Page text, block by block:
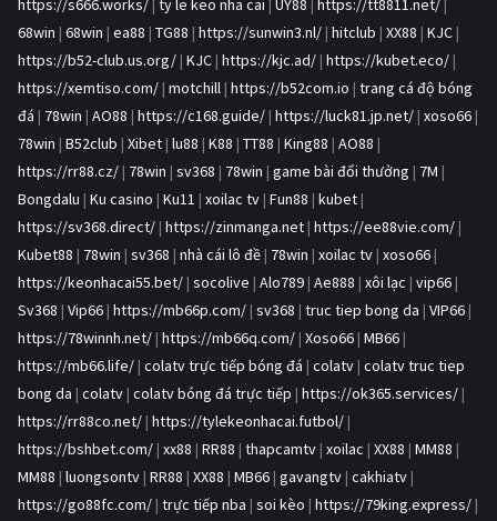
https://s666.works/ | ty le keo nha cai | UY88 | https://tt8811.net/ |
68win | 68win | ea88 | TG88 | https://sunwin3.nl/ | hitclub | XX88 | KJC |
https://b52-club.us.org/ | KJC | https://kjc.ad/ | https://kubet.eco/ |
https://xemtiso.com/ | motchill | https://b52com.io | trang cá độ bóng
đá | 78win | AO88 | https://c168.guide/ | https://luck81.jp.net/ | xoso66 |
78win | B52club | Xibet | lu88 | K88 | TT88 | King88 | AO88 |
https://rr88.cz/ | 78win | sv368 | 78win | game bài đổi thưởng | 7M |
Bongdalu | Ku casino | Ku11 | xoilac tv | Fun88 | kubet |
https://sv368.direct/ | https://zinmanga.net | https://ee88vie.com/ |
Kubet88 | 78win | sv368 | nhà cái lô đề | 78win | xoilac tv | xoso66 |
https://keonhacai55.bet/ | socolive | Alo789 | Ae888 | xôi lạc | vip66 |
Sv368 | Vip66 | https://mb66p.com/ | sv368 | truc tiep bong da | VIP66 |
https://78winnh.net/ | https://mb66q.com/ | Xoso66 | MB66 |
https://mb66.life/ | colatv trực tiếp bóng đá | colatv | colatv truc tiep
bong da | colatv | colatv bóng đá trực tiếp | https://ok365.services/ |
https://rr88co.net/ | https://tylekeonhacai.futbol/ |
https://bshbet.com/ | xx88 | RR88 | thapcamtv | xoilac | XX88 | MM88 |
MM88 | luongsontv | RR88 | XX88 | MB66 | gavangtv | cakhiatv |
https://go88fc.com/ | trực tiếp nba | soi kèo | https://79king.express/ |